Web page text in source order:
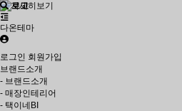
다온테마
로그인 회원가입
브랜드소개
- 브랜드소개
- 매장인테리어
- 택이네BI
자세히보기